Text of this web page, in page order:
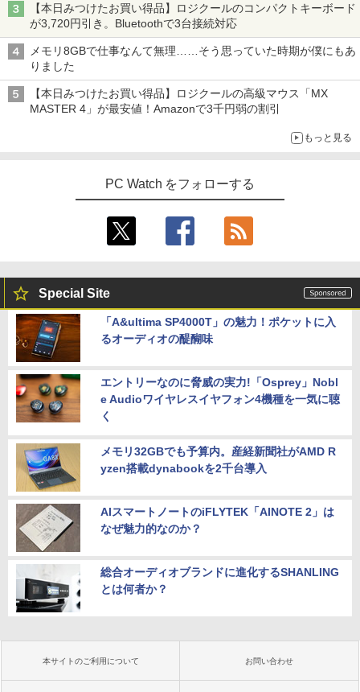
【本日みつけたお買い得品】ロジクールのコンパクトキーボード
が3,720円引き。Bluetoothで3台接続対応
メモリ8GBで仕事なんて無理……そう思っていた時期が僕にもあ
りました
【本日みつけたお買い得品】ロジクールの高級マウス「MX
MASTER 4」が最安値！Amazonで3千円弱の割引
もっと見る
PC Watch をフォローする
Special Site
「A&ultima SP4000T」の魅力！ポケットに入
るオーディオの醍醐味
エントリーなのに脅威の実力!「Osprey」Nobl
e Audioワイヤレスイヤフォン4機種を一気に聴
く
メモリ32GBでも予算内。産経新聞社がAMD R
yzen搭載dynabookを2千台導入
AIスマートノートのiFLYTEK「AINOTE 2」は
なぜ魅力的なのか？
総合オーディオブランドに進化するSHANLING
とは何者か？
本サイトのご利用について お問い合わせ